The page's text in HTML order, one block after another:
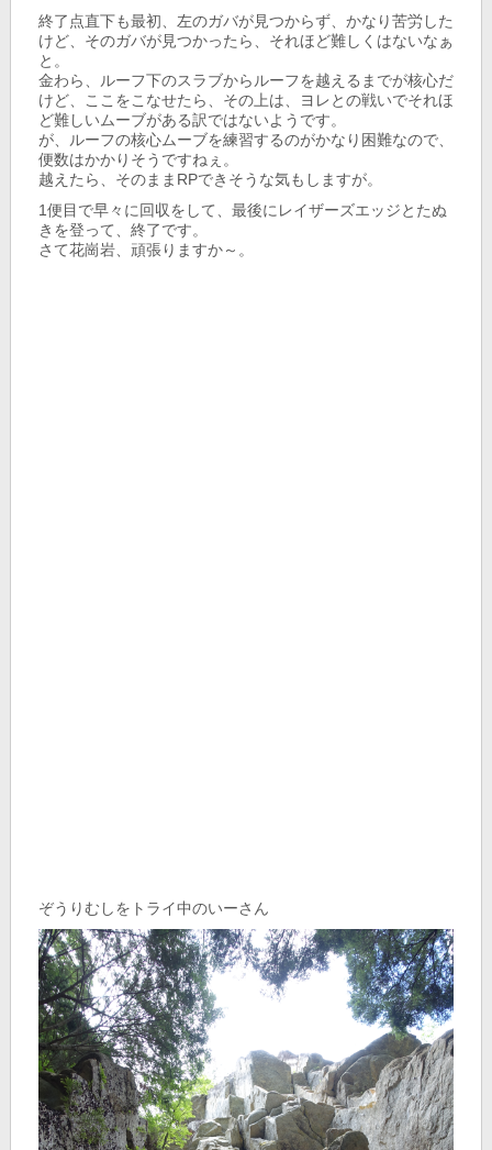
終了点直下も最初、左のガバが見つからず、かなり苦労した
けど、そのガバが見つかったら、それほど難しくはないなぁ
と。
金わら、ルーフ下のスラブからルーフを越えるまでが核心だ
けど、ここをこなせたら、その上は、ヨレとの戦いでそれほ
ど難しいムーブがある訳ではないようです。
が、ルーフの核心ムーブを練習するのがかなり困難なので、
便数はかかりそうですねぇ。
越えたら、そのままRPできそうな気もしますが。
1便目で早々に回収をして、最後にレイザーズエッジとたぬ
きを登って、終了です。
さて花崗岩、頑張りますか～。
ぞうりむしをトライ中のいーさん